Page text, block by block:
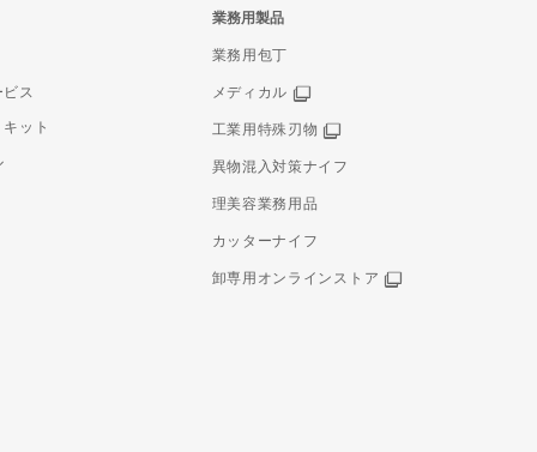
ス
ット
業務用製品
業務用包丁
メディカル
工業用特殊刃物
異物混入対策ナイフ
理美容業務用品
カッターナイフ
卸専用オンラインストア